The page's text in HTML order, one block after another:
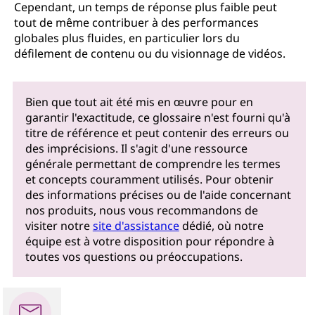
Cependant, un temps de réponse plus faible peut
tout de même contribuer à des performances
globales plus fluides, en particulier lors du
défilement de contenu ou du visionnage de vidéos.
Bien que tout ait été mis en œuvre pour en
garantir l'exactitude, ce glossaire n'est fourni qu'à
titre de référence et peut contenir des erreurs ou
des imprécisions. Il s'agit d'une ressource
générale permettant de comprendre les termes
et concepts couramment utilisés. Pour obtenir
des informations précises ou de l'aide concernant
nos produits, nous vous recommandons de
visiter notresite d'assistancedédié, où notre
équipe est à votre disposition pour répondre à
toutes vos questions ou préoccupations.